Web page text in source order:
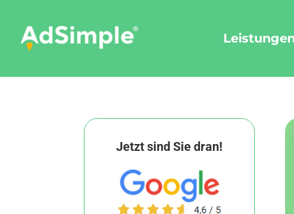
content
Jetzt sind Sie dran!